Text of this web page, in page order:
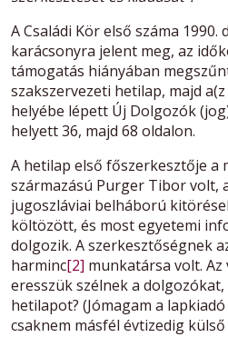
A Családi Kör első száma 1990.
karácsonyra jelent meg, az
támogatás hiányában
szakszervezeti hetilap, majd
helyébe lépett Új Dolgozók
helyett 36, majd 68 oldalon.
A hetilap első főszerkesztője a
származású Purger Tibor volt,
jugoszláviai belháború
költözött, és most egyetemi
dolgozik. A szerkesztőségnek
harminc[2] munkatársa volt.
eresszük szélnek a
hetilapot? (Jómagam a
csaknem másfél évtizedig